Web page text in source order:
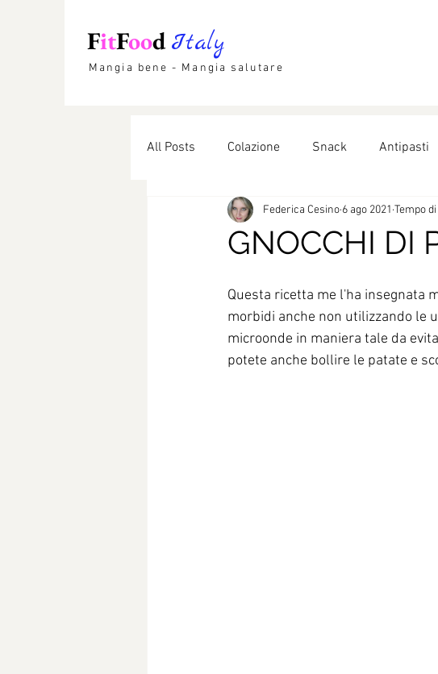
FitFoodItaly
Mangia bene - Mangia salutare
All Posts Colazione Snack Antipasti
Lievitati Dolci light
GNOCCHI DI
Federica Cesino 6 ago 2021 Tempo
Questa ricetta me l'ha insegnata
morbidi anche non utilizzando le
microonde in maniera tale da
potete anche bollire le patate e